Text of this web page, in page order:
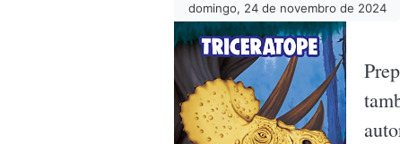
domingo, 24 de novembro de 2024